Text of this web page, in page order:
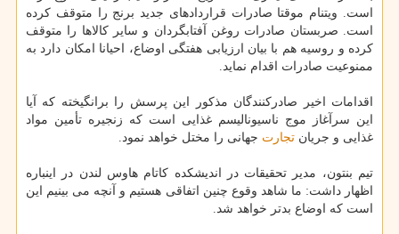
است. ویتنام موقتا صادرات قراردادهای جدید برنج را متوقف كرده
است. صربستان صادرات روغن آفتابگردان و سایر كالاها را متوقف
كرده و روسیه هم با بیان ارزیابی هفتگی اوضاع، احیانا امكان دارد به
ممنوعیت صادرات اقدام نماید.
اقدامات اخیر صادركنندگان مذكور این پرسش را برانگیخته كه آیا
این سرآغاز موج ناسیونالیسم غذایی است كه زنجیره تأمین مواد
غذایی و جریان تجارت جهانی را مختل خواهد نمود.
تیم بنتون، مدیر تحقیقات در اندیشكده كاتام هاوس لندن در اینباره
اظهار داشت: ما شاهد وقوع چنین اتفاقی هستیم و آنچه می بینیم این
است كه اوضاع بدتر خواهد شد.